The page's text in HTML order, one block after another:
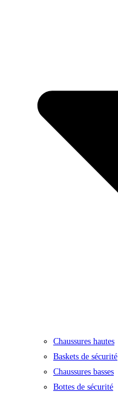
Chaussures hautes
Baskets de sécurité
Chaussures basses
Bottes de sécurité